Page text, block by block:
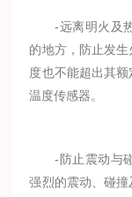
-远离明火及热
的地方，防止发
度也不能超出其
温度传感器。
-防止震动与碰
强烈的震动、碰